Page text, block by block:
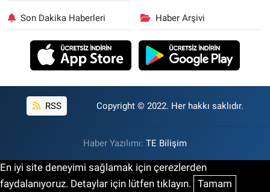
Son Dakika Haberleri Haber Arşivi
RSS Copyright © 2022. Her hakkı saklıdır.
Haber Yazılımı: TE Bilişim
En iyi site deneyimi sağlamak için çerezlerden
faydalanıyoruz. Detaylar için lütfen tıklayın. Tamam